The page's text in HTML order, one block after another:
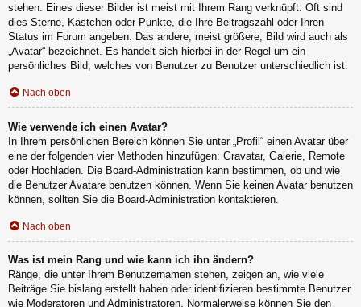
stehen. Eines dieser Bilder ist meist mit Ihrem Rang verknüpft: Oft sind
dies Sterne, Kästchen oder Punkte, die Ihre Beitragszahl oder Ihren
Status im Forum angeben. Das andere, meist größere, Bild wird auch als
„Avatar“ bezeichnet. Es handelt sich hierbei in der Regel um ein
persönliches Bild, welches von Benutzer zu Benutzer unterschiedlich ist.
Nach oben
Wie verwende ich einen Avatar?
In Ihrem persönlichen Bereich können Sie unter „Profil“ einen Avatar über
eine der folgenden vier Methoden hinzufügen: Gravatar, Galerie, Remote
oder Hochladen. Die Board-Administration kann bestimmen, ob und wie
die Benutzer Avatare benutzen können. Wenn Sie keinen Avatar benutzen
können, sollten Sie die Board-Administration kontaktieren.
Nach oben
Was ist mein Rang und wie kann ich ihn ändern?
Ränge, die unter Ihrem Benutzernamen stehen, zeigen an, wie viele
Beiträge Sie bislang erstellt haben oder identifizieren bestimmte Benutzer
wie Moderatoren und Administratoren. Normalerweise können Sie den